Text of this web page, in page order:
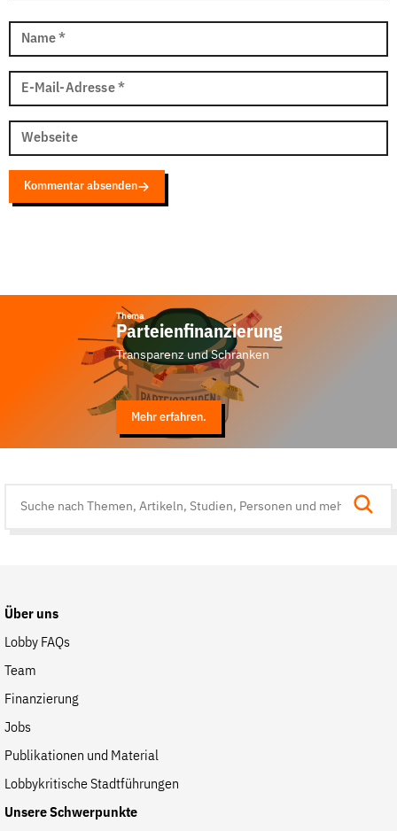
Name *
E-Mail-Adresse *
Webseite
Kommentar absenden
Thema
Parteienfinanzierung
Transparenz und Schranken
Mehr erfahren.
Über uns
Lobby FAQs
Team
Finanzierung
Jobs
Publikationen und Material
Lobbykritische Stadtführungen
Unsere Schwerpunkte